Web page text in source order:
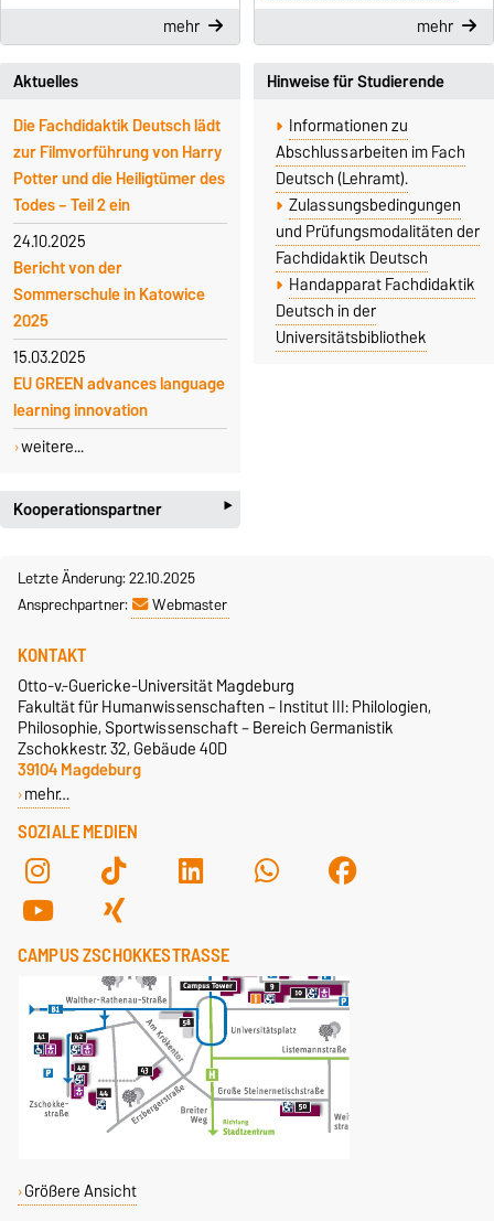
mehr
mehr
Hinweise für Studierende
Informationen zu
Abschlussarbeiten im Fach
Deutsch (Lehramt).
Zulassungsbedingungen
und Prüfungsmodalitäten der
Fachdidaktik Deutsch
Handapparat Fachdidaktik
Deutsch in der
Universitätsbibliothek
Aktuelles
Die Fachdidaktik Deutsch lädt
zur Filmvorführung von Harry
Potter und die Heiligtümer des
Todes – Teil 2 ein
24.10.2025
Bericht von der
Sommerschule in Katowice
2025
15.03.2025
EU GREEN advances language
learning innovation
weitere...
Kooperationspartner ‣
Fachdidaktik Deutsch MLU
Halle
LISA Sachsen-Anhalt
Schulen
Editha-Gymnasium, Magdeburg
Berufsbildende Schulen Otto
von Guericke
Internationales
Stiftungsgymnasium Magdeburg
Hermann-Beims-Berufsschule
Magdeburg
Außerschulische
Einrichtungen
Theater Magdeburg
Letzte Änderung: 22.10.2025
Ansprechpartner:
Webmaster
SOZIALE MEDIEN
KONTAKT
Otto-v.-Guericke-Universität Magdeburg
Fakultät für Humanwissenschaften – Institut III: Philologien,
Philosophie, Sportwissenschaft – Bereich Germanistik
Zschokkestr. 32, Gebäude 40D
39104 Magdeburg
mehr…
CAMPUS ZSCHOKKESTRASSE
Größere Ansicht